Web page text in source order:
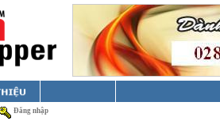
Đăng nhập